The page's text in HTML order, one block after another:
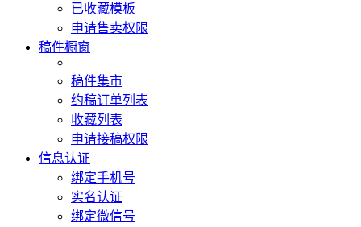
已收藏模板
申请售卖权限
稿件橱窗
稿件集市
约稿订单列表
收藏列表
申请接稿权限
信息认证
绑定手机号
实名认证
绑定微信号